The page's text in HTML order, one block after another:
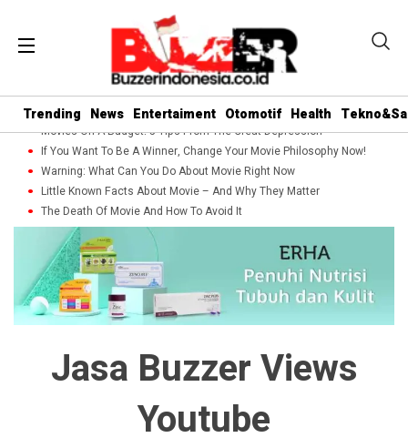
Trending News Entertaiment Otomotif Health
Movies On A Budget: 5 Tips From The Great Depression
If You Want To Be A Winner, Change Your Movie Philosophy Now!
Warning: What Can You Do About Movie Right Now
Little Known Facts About Movie – And Why They Matter
The Death Of Movie And How To Avoid It
Jasa Buzzer Views
Youtube